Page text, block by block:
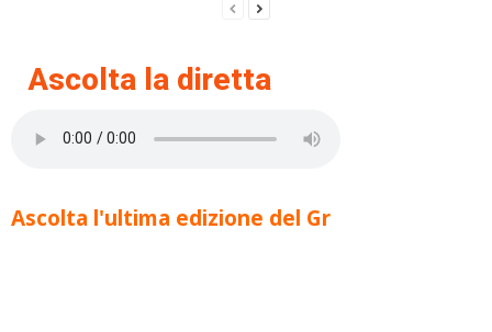
Ascolta la diretta
Ascolta l'ultima edizione del Gr